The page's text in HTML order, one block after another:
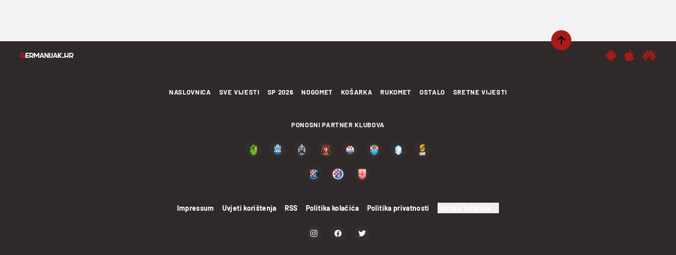
NASLOVNICA SVE VIJESTI SP 2026 NOGOMET KOŠARKA RUKOMET OSTALO SRETNE VIJESTI
PONOSNI PARTNER KLUBOVA
Impressum Uvjeti korištenja RSS Politika kolačića Politika privatnosti